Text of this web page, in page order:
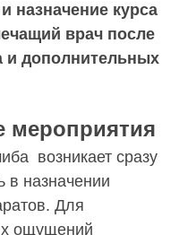
назначение курса
врач после
и дополнительных
мероприятия
возникает сразу
в назначении
Для
ощущений